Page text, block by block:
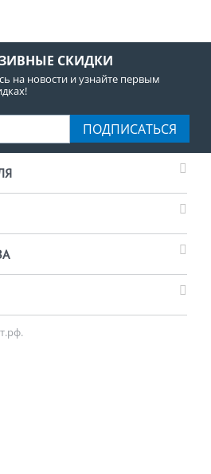
СКИДКИ
на новости и узнайте первым
ПОДПИСАТЬСЯ